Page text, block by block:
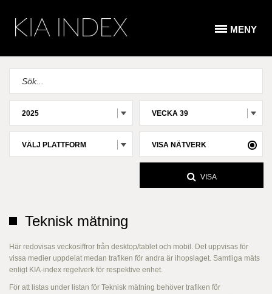
MENY
VISA
2025 VECKA 39
VÄLJ PLATTFORM VISA NÄTVERK
Teknisk mätning
Här redovisas veckosiffror från desktop/tablet och mobil. Det uppvisas för
vissa medier uppdelat medan trafiken för andra är ihopslaget. Samtliga mäts
enligt KIA-index regelverk för respektive enhet.
För att listas under listan för Teknisk mätning behöver trafiken för